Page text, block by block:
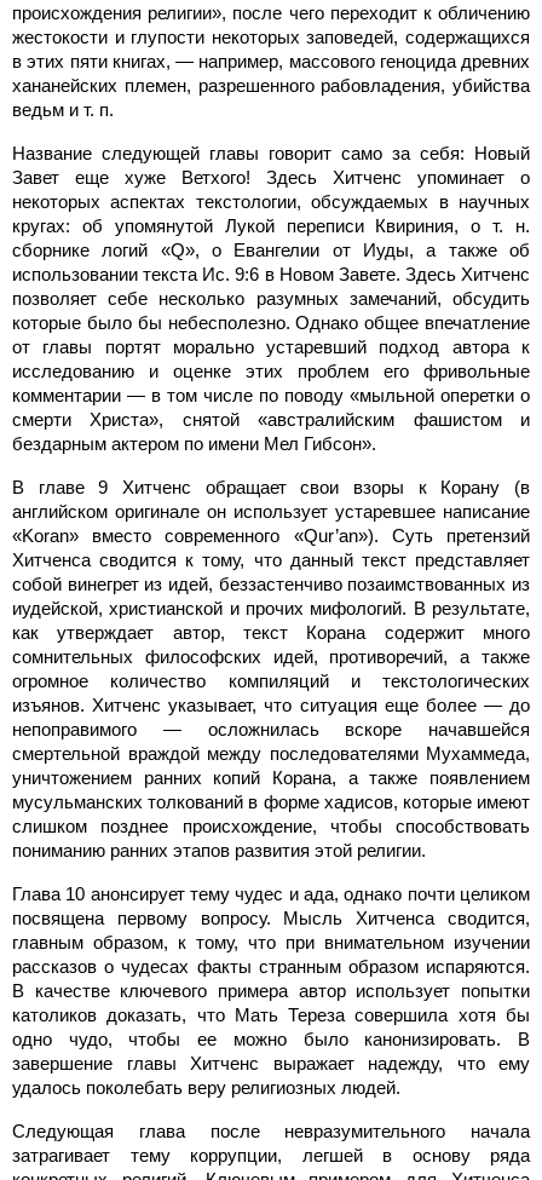
происхождения религии», после чего переходит к обличению
жестокости и глупости некоторых заповедей, содержащихся
в этих пяти книгах, — например, массового геноцида древних
хананейских племен, разрешенного рабовладения, убийства
ведьм и т. п.
Название следующей главы говорит само за себя: Новый
Завет еще хуже Ветхого! Здесь Хитченс упоминает о
некоторых аспектах текстологии, обсуждаемых в научных
кругах: об упомянутой Лукой переписи Квириния, о т. н.
сборнике логий «Q», о Евангелии от Иуды, а также об
использовании текста Ис. 9:6 в Новом Завете. Здесь Хитченс
позволяет себе несколько разумных замечаний, обсудить
которые было бы небесполезно. Однако общее впечатление
от главы портят морально устаревший подход автора к
исследованию и оценке этих проблем его фривольные
комментарии — в том числе по поводу «мыльной оперетки о
смерти Христа», снятой «австралийским фашистом и
бездарным актером по имени Мел Гибсон».
В главе 9 Хитченс обращает свои взоры к Корану (в
английском оригинале он использует устаревшее написание
«Koran» вместо современного «Qur’an»). Суть претензий
Хитченса сводится к тому, что данный текст представляет
собой винегрет из идей, беззастенчиво позаимствованных из
иудейской, христианской и прочих мифологий. В результате,
как утверждает автор, текст Корана содержит много
сомнительных философских идей, противоречий, а также
огромное количество компиляций и текстологических
изъянов. Хитченс указывает, что ситуация еще более — до
непоправимого — осложнилась вскоре начавшейся
смертельной враждой между последователями Мухаммеда,
уничтожением ранних копий Корана, а также появлением
мусульманских толкований в форме хадисов, которые имеют
слишком позднее происхождение, чтобы способствовать
пониманию ранних этапов развития этой религии.
Глава 10 анонсирует тему чудес и ада, однако почти целиком
посвящена первому вопросу. Мысль Хитченса сводится,
главным образом, к тому, что при внимательном изучении
рассказов о чудесах факты странным образом испаряются.
В качестве ключевого примера автор использует попытки
католиков доказать, что Мать Тереза совершила хотя бы
одно чудо, чтобы ее можно было канонизировать. В
завершение главы Хитченс выражает надежду, что ему
удалось поколебать веру религиозных людей.
Следующая глава после невразумительного начала
затрагивает тему коррупции, легшей в основу ряда